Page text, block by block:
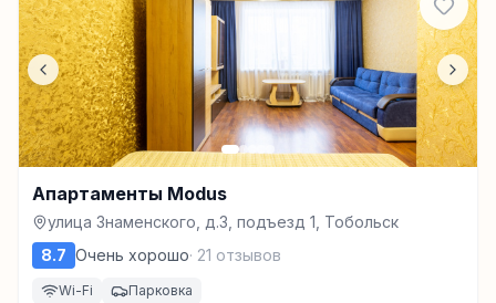
Апартаменты Modus
улица Знаменского, д.3, подъезд 1, Тобольск
8.7 Очень хорошо· 21 отзывов
Wi-Fi Парковка